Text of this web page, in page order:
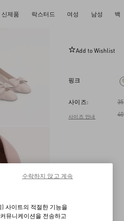
신제품 락스터드 여성 남성 백
보와우 키드
Add to Wishlist
핑크
사이즈:
사이즈 안내
35
40
사이트의 적절한 기능을
뮤니케이션을 전송하고
수락하지 않고 계속